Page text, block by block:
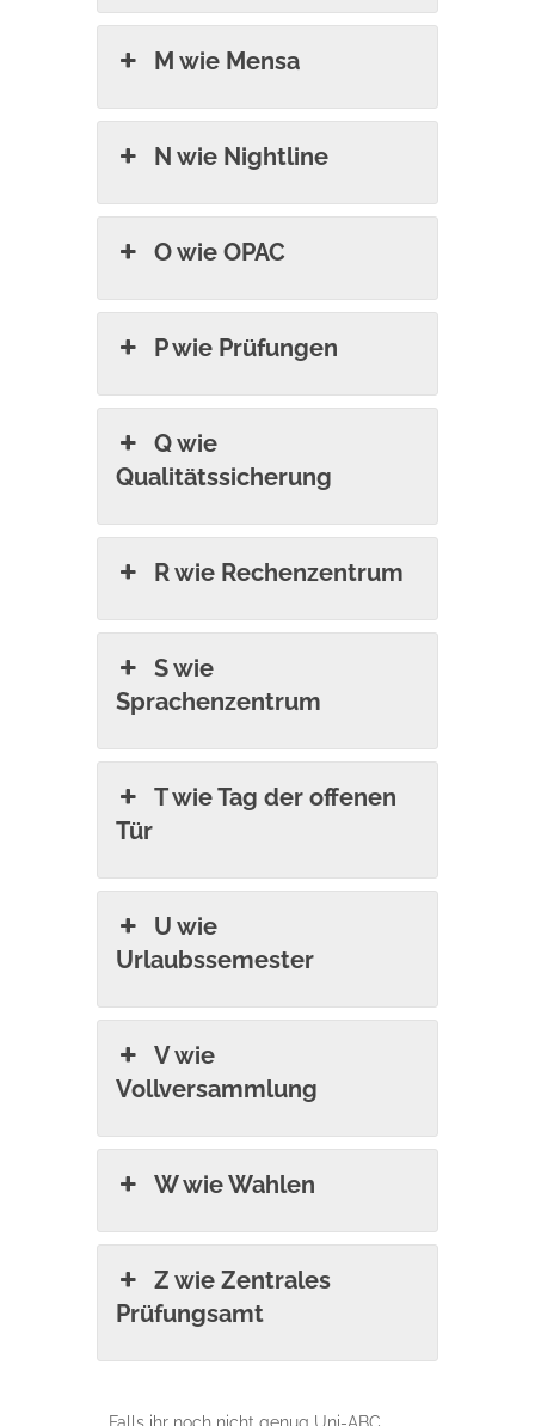
M wie Mensa
N wie Nightline
O wie OPAC
P wie Prüfungen
Q wie
Qualitätssicherung
R wie Rechenzentrum
S wie
Sprachenzentrum
T wie Tag der offenen
Tür
U wie
Urlaubssemester
V wie
Vollversammlung
W wie Wahlen
Z wie Zentrales
Prüfungsamt